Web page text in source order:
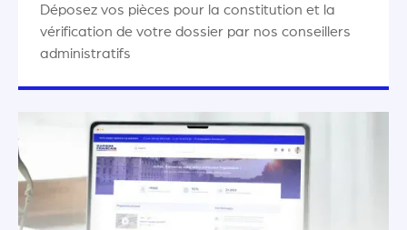
Déposez vos pièces pour la constitution et la
vérification de votre dossier par nos conseillers
administratifs